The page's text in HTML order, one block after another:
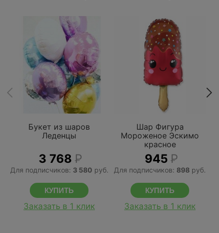
Букет из шаров
Леденцы
3 768Р
Для подписчиков: 3 580 руб.
Заказать в 1 клик
Шар Фигура
Мороженое Эскимо
красное
945 Р
Для подписчиков: 898 руб.
Заказать в 1 клик